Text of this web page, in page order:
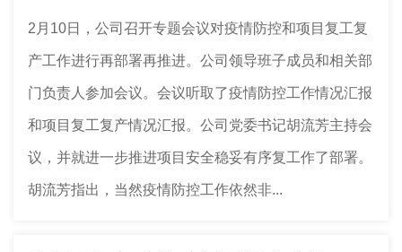
2月10日，公司召开专题会议对疫情防控和项目复工复
产工作进行再部署再推进。公司领导班子成员和相关部
门负责人参加会议。会议听取了疫情防控工作情况汇报
和项目复工复产情况汇报。公司党委书记胡流芳主持会
议，并就进一步推进项目安全稳妥有序复工作了部署。
胡流芳指出，当然疫情防控工作依然非...